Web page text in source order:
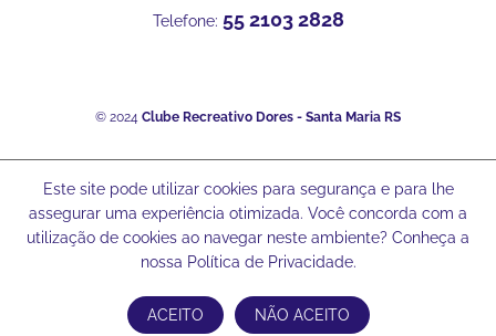
Telefone: 55 2103 2828
© 2024 Clube Recreativo Dores - Santa Maria RS
Este site pode utilizar cookies para segurança e para lhe
assegurar uma experiência otimizada. Você concorda com a
utilização de cookies ao navegar neste ambiente? Conheça a
nossa Política de Privacidade.
ACEITO NÃO ACEITO